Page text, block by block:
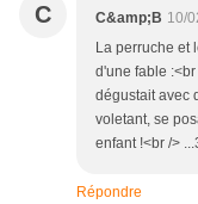
C C&amp;B 10/
La perruche et
d'une fable
dégustait avec
voletant, se
enfant !<br />
Répondre